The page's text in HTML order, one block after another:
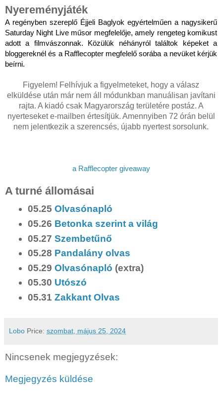
Nyereményjáték
A regényben szereplő Éjjeli Baglyok egyértelműen a nagysikerű
Saturday Night Live műsor megfelelője, amely rengeteg komikust
adott a filmvászonnak. Közülük néhányról találtok képeket a
bloggereknél és a Rafflecopter megfelelő sorába a nevüket kérjük
beírni.
Figyelem! Felhívjuk a figyelmeteket, hogy a válasz
elküldése után már nem áll módunkban manuálisan javítani
rajta. A kiadó csak Magyarország területére postáz. A
nyerteseket e-mailben értesítjük. Amennyiben 72 órán belül
nem jelentkezik a szerencsés, újabb nyertest sorsolunk.
a Rafflecopter giveaway
A turné állomásai
05.25Olvasónapló
05.26 Betonka szerint a világ
05.27Szembetűnő
05.28 Pandalány olvas
05.29Olvasónapló (extra)
05.30 Utószó
05.31Zakkant Olvas
Lobo Price: szombat, május 25, 2024
Nincsenek megjegyzések:
Megjegyzés küldése